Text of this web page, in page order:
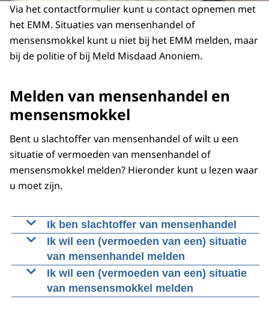
Via het contactformulier kunt u contact opnemen met
het EMM. Situaties van mensenhandel of
mensensmokkel kunt u niet bij het EMM melden, maar
bij de politie of bij Meld Misdaad Anoniem.
Melden van mensenhandel en
mensensmokkel
Bent u slachtoffer van mensenhandel of wilt u een
situatie of vermoeden van mensenhandel of
mensensmokkel melden? Hieronder kunt u lezen waar
u moet zijn.
Ik ben slachtoffer van mensenhandel
Bel met 0900-8844 en vraag naar een
rechercheur die gespecialiseerd is in
mensenhandel.
U hebt het recht om aan te geven of u met
Ik wil een (vermoeden van een) situatie
van mensenhandel melden
U vermoedt dat er in uw omgeving sprake is
van dwang of uitbuiting? Meld dit dan bij de
Ik wil een (vermoeden van een) situatie
van mensensmokkel melden